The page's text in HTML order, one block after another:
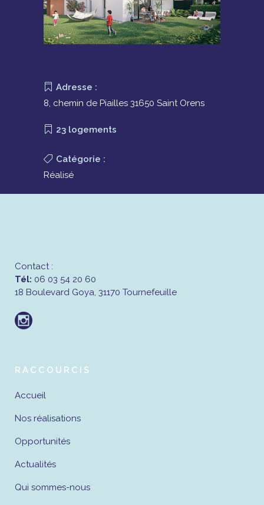
Adresse :
8, chemin de Piailles 31650 Saint Orens
23 logements
Catégorie :
Réalisé
Contact :
Tél: 06 03 54 20 60
18 Boulevard Goya, 31170 Tournefeuille
RACCOURCIS
Accueil
Nos réalisations
Opportunités
Actualités
Qui sommes-nous